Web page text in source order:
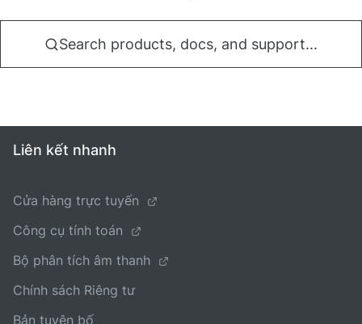
Search products, docs, and support...
Liên kết nhanh
Cửa hàng trực tuyến
Công cụ tính toán
Bộ phân tích âm thanh
Chính sách Riêng tư
Bản tuyên bố